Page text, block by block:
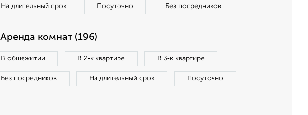
На длительный срок Посуточно Без посредников
Аренда комнат (196)
В общежитии В 2‑к квартире В 3‑к квартире
Без посредников На длительный срок Посуточно